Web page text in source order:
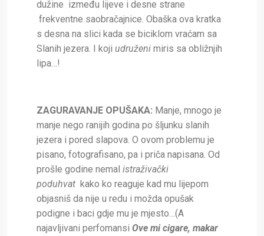
dužine između lijeve i desne strane
frekventne saobračajnice. Obaška ova kratka
s desna na slici kada se biciklom vraćam sa
Slanih jezera. I koji udruženi miris sa obližnjih
lipa…!
ZAGURAVANJE OPUŠAKA: Manje, mnogo je
manje nego ranijih godina po šljunku slanih
jezera i pored slapova. O ovom problemu je
pisano, fotografisano, pa i priča napisana. Od
prošle godine nemal istraživački
poduhvat kako ko reaguje kad mu lijepom
objasniš da nije u redu i možda opušak
podigne i baci gdje mu je mjesto…(A
najavljivani perfomansi Ove mi cigare, makar